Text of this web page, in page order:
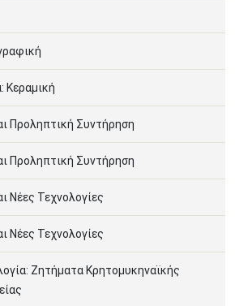
Κεραμική
Προληπτική Συντήρηση
Προληπτική Συντήρηση
Νέες Τεχνολογίες
Νέες Τεχνολογίες
Ζητήµατα Κρητοµυκηναϊκής